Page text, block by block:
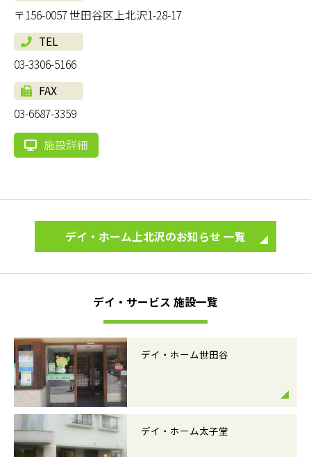
〒156-0057 世田谷区上北沢1-28-17
TEL
03-3306-5166
FAX
03-6687-3359
施設詳細
デイ・ホーム上北沢のお知らせ 一覧
デイ・サービス 施設一覧
デイ・ホーム世田谷
デイ・ホーム太子堂